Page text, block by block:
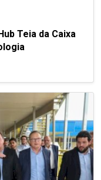
Teia da Caixa